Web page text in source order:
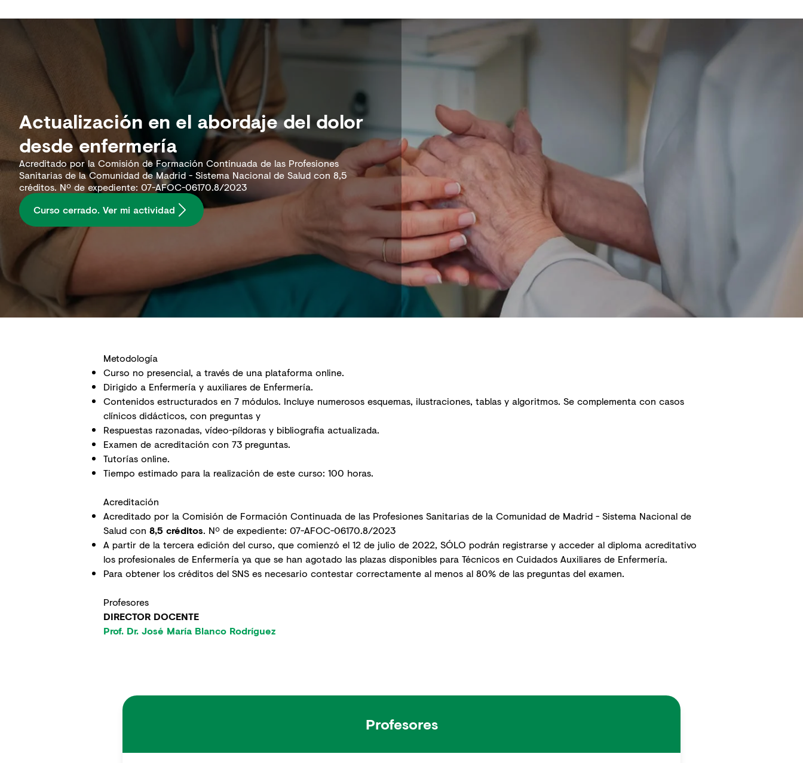
Actualización en el abordaje del dolor
desde enfermería
Acreditado por la Comisión de Formación Continuada de las Profesiones
Sanitarias de la Comunidad de Madrid - Sistema Nacional de Salud con 8,5
créditos. Nº de expediente: 07-AFOC-06170.8/2023
Curso cerrado. Ver mi actividad
Metodología
Curso no presencial, a través de una plataforma online.
Dirigido a Enfermería y auxiliares de Enfermería.
Contenidos estructurados en 7 módulos. Incluye numerosos esquemas, ilustraciones, tablas y algoritmos. Se complementa con casos
clínicos didácticos, con preguntas y
Respuestas razonadas, vídeo-píldoras y bibliografia actualizada.
Examen de acreditación con 73 preguntas.
Tutorías online.
Tiempo estimado para la realización de este curso: 100 horas.
Acreditación
Acreditado por la Comisión de Formación Continuada de las Profesiones Sanitarias de la Comunidad de Madrid - Sistema Nacional de
Salud con 8,5 créditos. Nº de expediente: 07-AFOC-06170.8/2023
A partir de la tercera edición del curso, que comienzó el 12 de julio de 2022, SÓLO podrán registrarse y acceder al diploma acreditativo
los profesionales de Enfermería ya que se han agotado las plazas disponibles para Técnicos en Cuidados Auxiliares de Enfermería.
Para obtener los créditos del SNS es necesario contestar correctamente al menos al 80% de las preguntas del examen.
Profesores
DIRECTOR DOCENTE
Prof. Dr. José María Blanco Rodríguez
Profesores